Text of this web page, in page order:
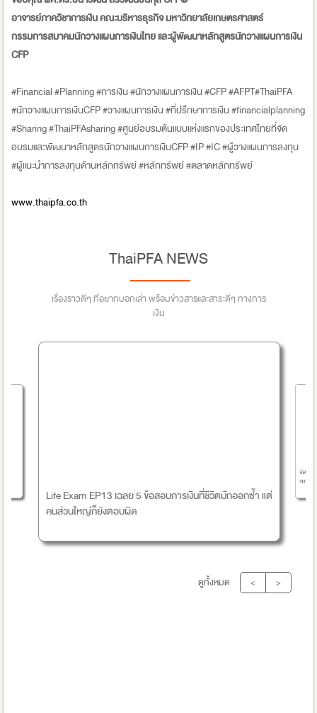
อาจารย์ภาควิชาการเงิน คณะบริหารธุรกิจ มหาวิทยาลัยเกษตรศาสตร์
กรรมการสมาคมนักวางแผนการเงินไทย และผู้พัฒนาหลักสูตรนักวางแผนการเงิน
CFP
#Financial #Planning #การเงิน #นักวางแผนการเงิน #CFP #AFPT#ThaiPFA
#นักวางแผนการเงินCFP #วางแผนการเงิน #ที่ปรึกษาการเงิน #financialplanning
#Sharing #ThaiPFAsharing #ศูนย์อบรมต้นแบบแห่งแรกของประเทศไทยที่จัด
อบรมและพัฒนาหลักสูตรนักวางแผนการเงินCFP #IP #IC #ผู้วางแผนการลงทุน
#ผู้แนะนำการลงทุนด้านหลักทรัพย์ #หลักทรัพย์ #ตลาดหลักทรัพย์
www.thaipfa.co.th
ThaiPFA NEWS
เรื่องราวดีๆ ที่อยากบอกเล่า พร้อมข่าวสารและสาระดีๆ ทางการ
เงิน
Life Exam EP13 เฉลย 5 ข้อสอบการเงินที่ชีวิตมักออกซ้ำ แต่
คนส่วนใหญ่ก็ยังตอบผิด
จัดเต็ม
แบบ 3
ดูทั้งหมด < >